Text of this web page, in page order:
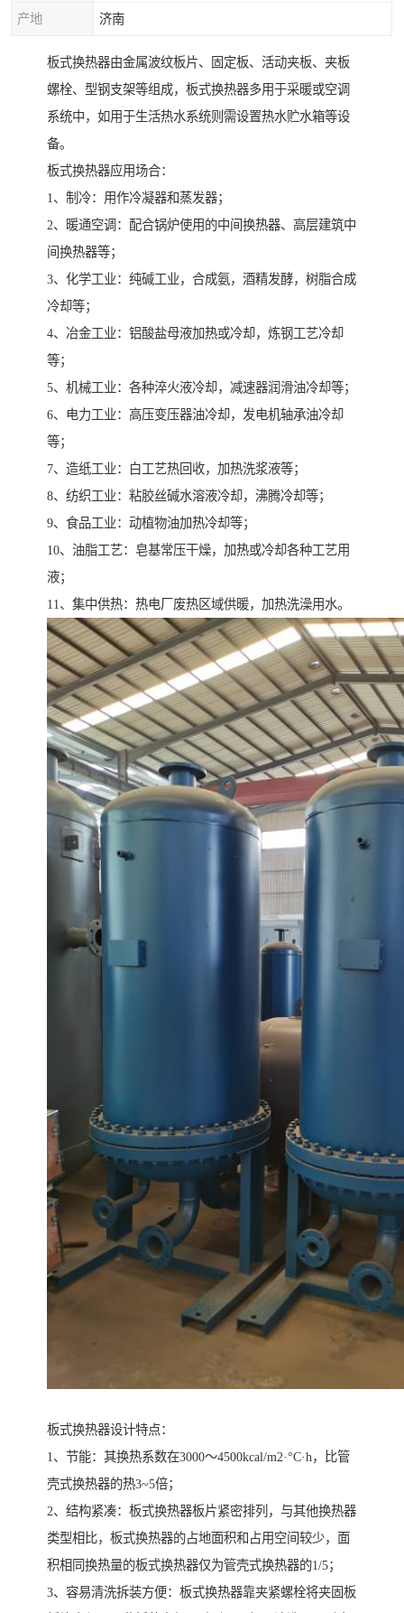
产地 济南
板式换热器由金属波纹板片、固定板、活动夹板、夹板
螺栓、型钢支架等组成，板式换热器多用于采暖或空调
系统中，如用于生活热水系统则需设置热水贮水箱等设
备。
板式换热器应用场合：
1、制冷：用作冷凝器和蒸发器；
2、暖通空调：配合锅炉使用的中间换热器、高层建筑中
间换热器等；
3、化学工业：纯碱工业，合成氨，酒精发酵，树脂合成
冷却等；
4、冶金工业：铝酸盐母液加热或冷却，炼钢工艺冷却
等；
5、机械工业：各种淬火液冷却，减速器润滑油冷却等；
6、电力工业：高压变压器油冷却，发电机轴承油冷却
等；
7、造纸工业：白工艺热回收，加热洗浆液等；
8、纺织工业：粘胶丝碱水溶液冷却，沸腾冷却等；
9、食品工业：动植物油加热冷却等；
10、油脂工艺：皂基常压干燥，加热或冷却各种工艺用
液；
11、集中供热：热电厂废热区域供暖，加热洗澡用水。
板式换热器设计特点：
1、节能：其换热系数在3000～4500kcal/m2·°C·h，比管
壳式换热器的热3~5倍；
2、结构紧凑：板式换热器板片紧密排列，与其他换热器
类型相比，板式换热器的占地面积和占用空间较少，面
积相同换热量的板式换热器仅为管壳式换热器的1/5；
3、容易清洗拆装方便：板式换热器靠夹紧螺栓将夹固板